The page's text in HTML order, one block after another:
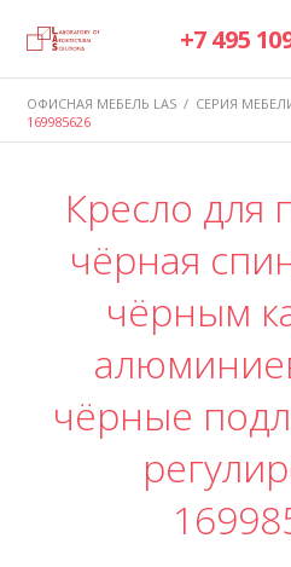
+7 495
ОФИСНАЯ МЕБЕЛЬ LAS / СЕРИЯ
169985626
Кресло для
чёрная
чёрным
чёрные